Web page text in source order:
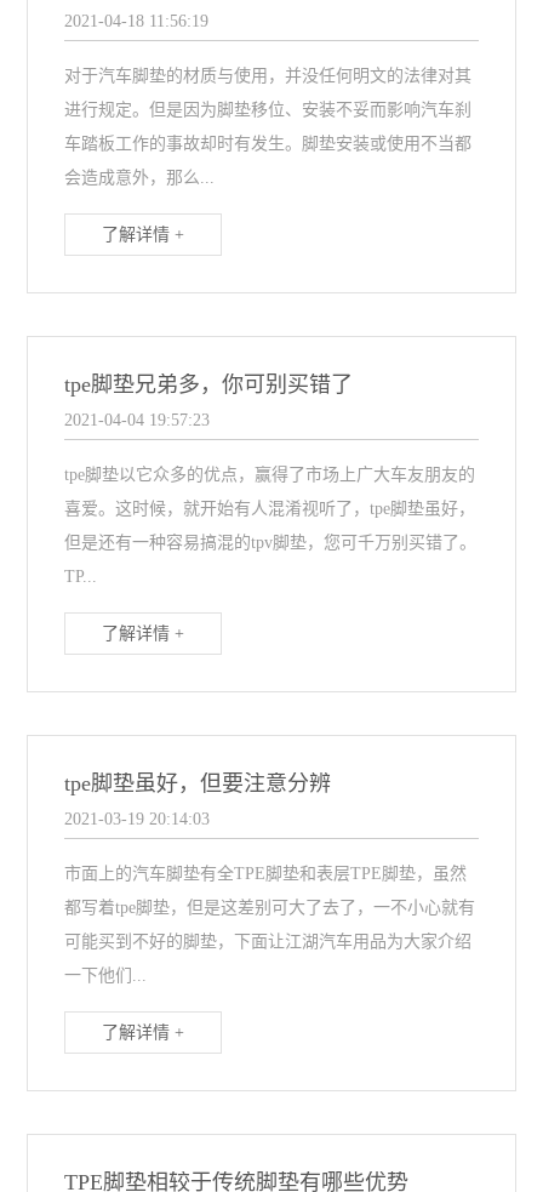
2021-04-18 11:56:19
对于汽车脚垫的材质与使用，并没任何明文的法律对其
进行规定。但是因为脚垫移位、安装不妥而影响汽车刹
车踏板工作的事故却时有发生。脚垫安装或使用不当都
会造成意外，那么...
了解详情 +
tpe脚垫兄弟多，你可别买错了
2021-04-04 19:57:23
tpe脚垫以它众多的优点，赢得了市场上广大车友朋友的
喜爱。这时候，就开始有人混淆视听了，tpe脚垫虽好，
但是还有一种容易搞混的tpv脚垫，您可千万别买错了。
TP...
了解详情 +
tpe脚垫虽好，但要注意分辨
2021-03-19 20:14:03
市面上的汽车脚垫有全TPE脚垫和表层TPE脚垫，虽然
都写着tpe脚垫，但是这差别可大了去了，一不小心就有
可能买到不好的脚垫，下面让江湖汽车用品为大家介绍
一下他们...
了解详情 +
TPE脚垫相较于传统脚垫有哪些优势